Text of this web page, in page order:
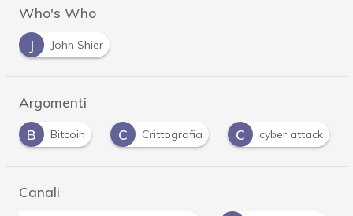
Who's Who
J
John Shier
Argomenti
C Crittografia C cyber attack C Cyber
Canali